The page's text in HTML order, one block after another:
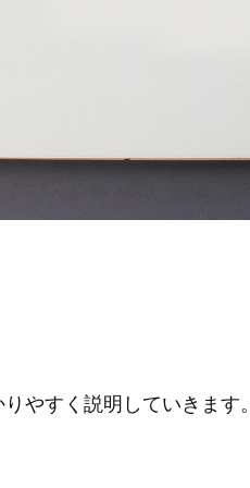
やすく説明していきます。